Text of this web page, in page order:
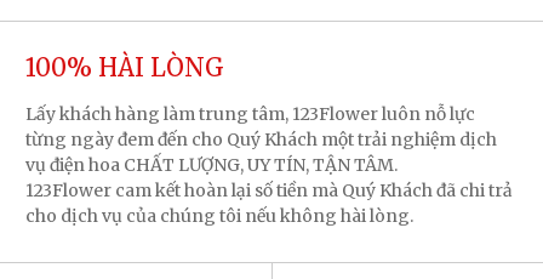
100% HÀI LÒNG
Lấy khách hàng làm trung tâm, 123Flower luôn nỗ lực
từng ngày đem đến cho Quý Khách một trải nghiệm dịch
vụ điện hoa CHẤT LƯỢNG, UY TÍN, TẬN TÂM.
123Flower cam kết hoàn lại số tiền mà Quý Khách đã chi trả
cho dịch vụ của chúng tôi nếu không hài lòng.